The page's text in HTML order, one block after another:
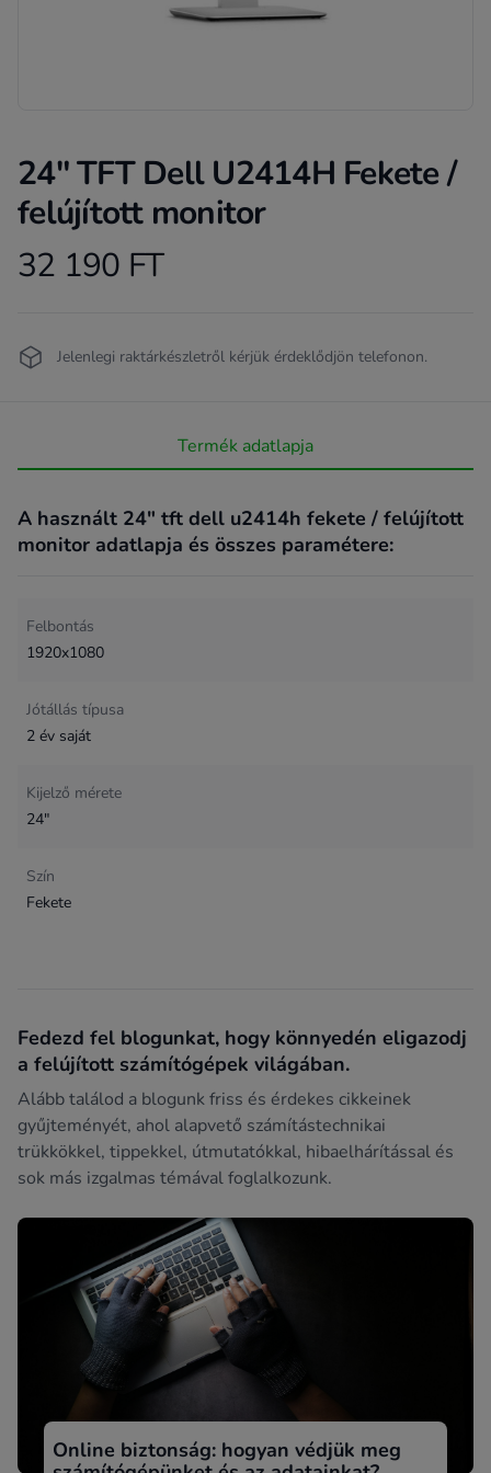
24" TFT Dell U2414H Fekete /
felújított monitor
Product information
32 190 FT
Jelenlegi raktárkészletről kérjük érdeklődjön telefonon.
Termék adatlapja
A használt 24" tft dell u2414h fekete / felújított
monitor adatlapja és összes paramétere:
Felbontás
1920x1080
Jótállás típusa
2 év saját
Kijelző mérete
24"
Szín
Fekete
Fedezd fel blogunkat, hogy könnyedén eligazodj
a felújított számítógépek világában.
Alább találod a blogunk friss és érdekes cikkeinek
gyűjteményét, ahol alapvető számítástechnikai
trükkökkel, tippekkel, útmutatókkal, hibaelhárítással és
sok más izgalmas témával foglalkozunk.
Online biztonság: hogyan védjük meg